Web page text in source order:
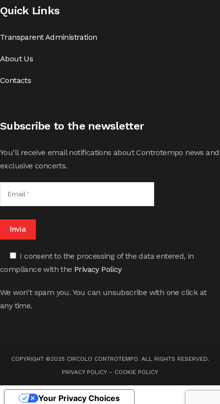
Quick Links
Transparent Administration
About Us
Contacts
Subscribe to the newsletter
You'll receive email notifications about Controtempo news and
exclusive concerts.
I consent to the processing of the data entered, in
compliance with the Privacy Policy
We won't spam you. You can unsubscribe with one click at
any time.
COPYRIGHT ©2025 CIRCOLO CONTROTEMPO. ALL RIGHTS RESERVED.
PRIVACY POLICY– COOKIE POLICY
Your Privacy Choices